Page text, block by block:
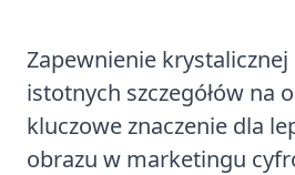
Zapewnienie
istotnych szczegółów na
kluczowe znaczenie dla
obrazu w marketingu